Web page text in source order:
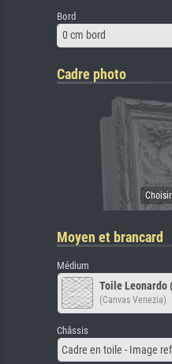
Bord
0 cm bord
Cadre photo
Moyen et brancard
Médium
Toile Leonardo
(Canvas Venezia)
Châssis
Cadre en toile - Image